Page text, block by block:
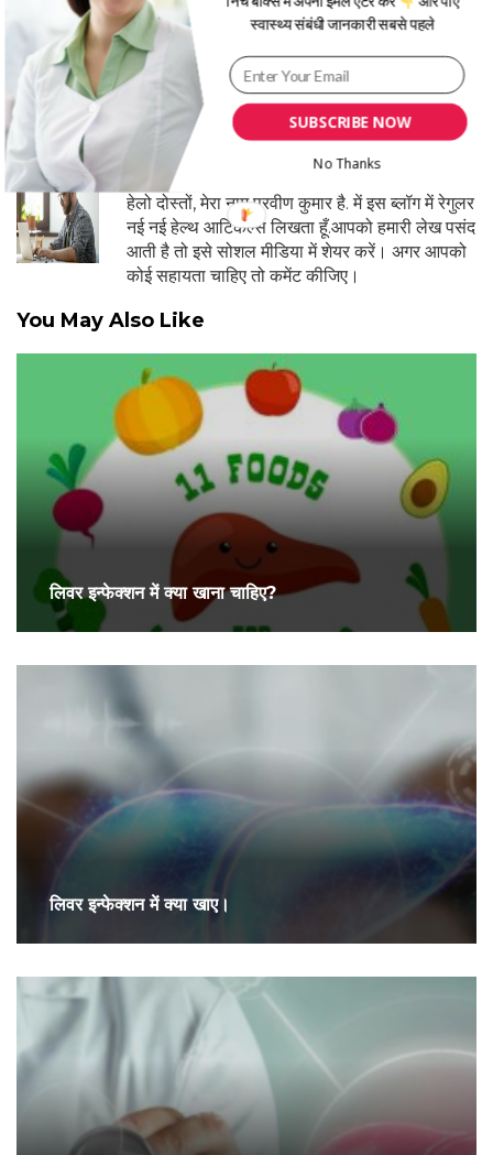
Date
Aug 23, 2019
Written By
Praveen Kumar
हेलो दोस्तों, मेरा नाम प्रवीण कुमार है. में इस ब्लॉग में रेगुलर
नई नई हेल्थ आर्टिकल्स लिखता हूँ.आपको हमारी लेख पसंद
आती है तो इसे सोशल मीडिया में शेयर करें। अगर आपको
कोई सहायता चाहिए तो कमेंट कीजिए।
You May Also Like
लिवर इन्फेक्शन में क्या खाना चाहिए?
लिवर इन्फेक्शन में क्या खाए।
SUBSCRIBE NOW
स्वास्थ्य संबंधी जानकारी सबसे पहले
No Thanks